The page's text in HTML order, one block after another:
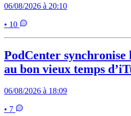
06/08/2026 à 20:10
• 10
PodCenter synchronise
au bon vieux temps
06/08/2026 à 18:09
• 7